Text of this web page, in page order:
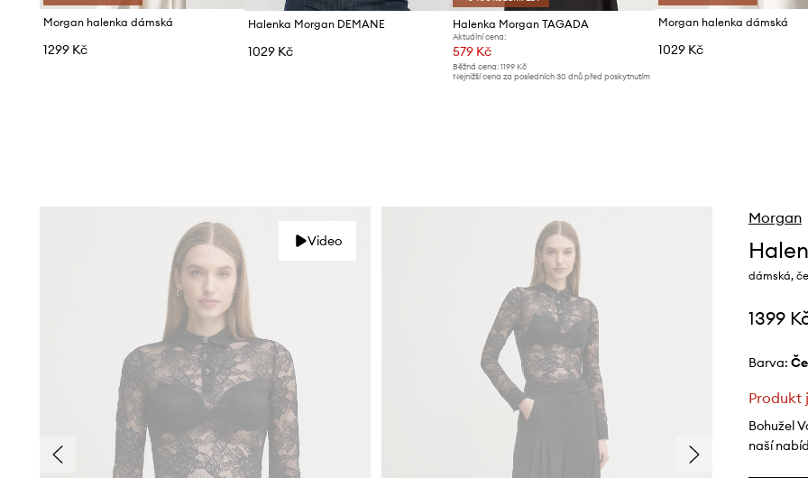
Morgan halenka dámská
1299 Kč
Halenka Morgan DEMANE
1029 Kč
Halenka Morgan TAGADA
Aktuální cena:
579 Kč
Běžná cena: 1199 Kč
Nejnižší cena za posledních 30 dnů před poskytnutím
Morgan halenka dámská
1029 Kč
Video
Morgan
dámská,
1399
Barva:
Produkt
Bohužel
naší